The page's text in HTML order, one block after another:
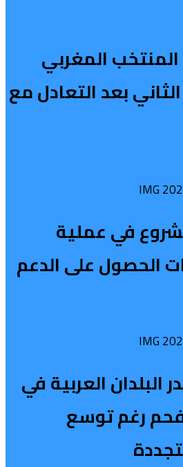
المغربي
بعد التعادل مع
في عملية
الحصول على الدعم
البلدان العربية في
رغم توسع